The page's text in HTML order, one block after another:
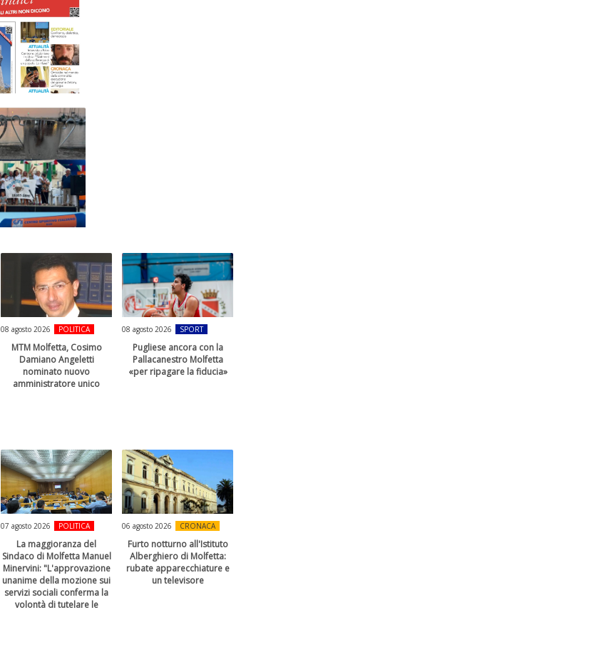
08 agosto 2026 POLITICA
MTM Molfetta, Cosimo
Damiano Angeletti
nominato nuovo
amministratore unico
08 agosto 2026 SPORT
Pugliese ancora con la
Pallacanestro Molfetta
«per ripagare la fiducia»
07 agosto 2026 POLITICA
La maggioranza del
Sindaco di Molfetta Manuel
Minervini: "L'approvazione
unanime della mozione sui
servizi sociali conferma la
volontà di tutelare le
06 agosto 2026 CRONACA
Furto notturno all'Istituto
Alberghiero di Molfetta:
rubate apparecchiature e
un televisore